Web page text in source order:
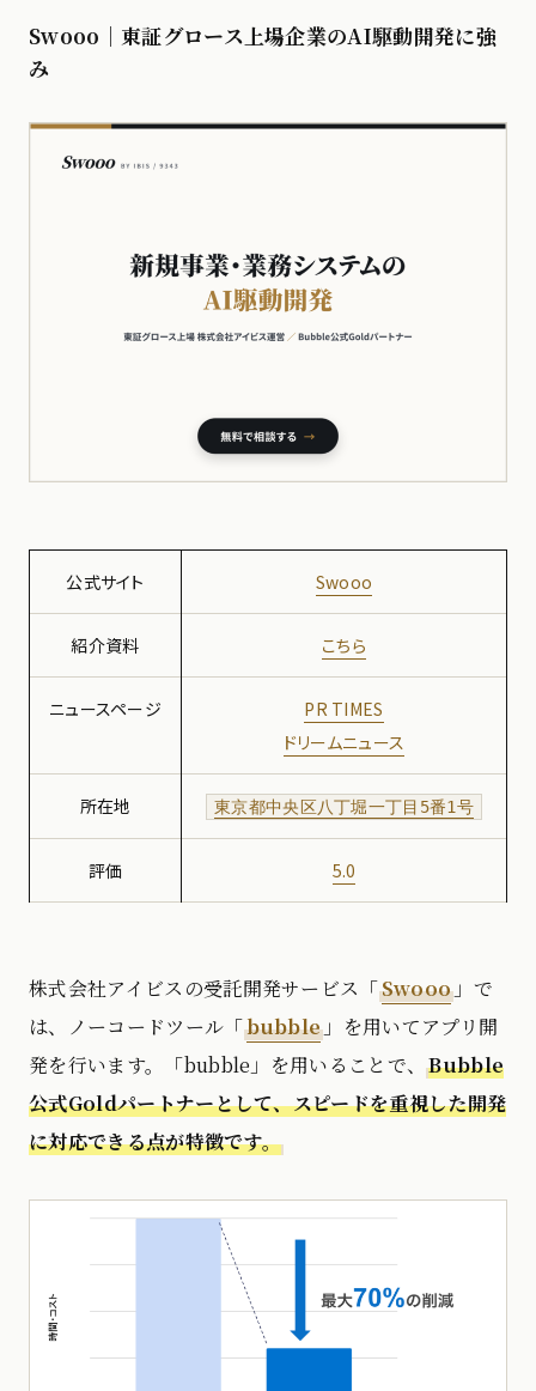
Swooo｜東証グロース上場企業のAI駆動開発に強
み
公式サイト Swooo
紹介資料 こちら
ニュースページ
PR TIMES
ドリームニュース
所在地 東京都中央区八丁堀一丁目5番1号
評価 5.0
株式会社アイビスの受託開発サービス「Swooo 」で
は、ノーコードツール「bubble 」を用いてアプリ開
発を行います。「bubble」を用いることで、Bubble
公式Goldパートナーとして、スピードを重視した開発
に対応できる点が特徴です。